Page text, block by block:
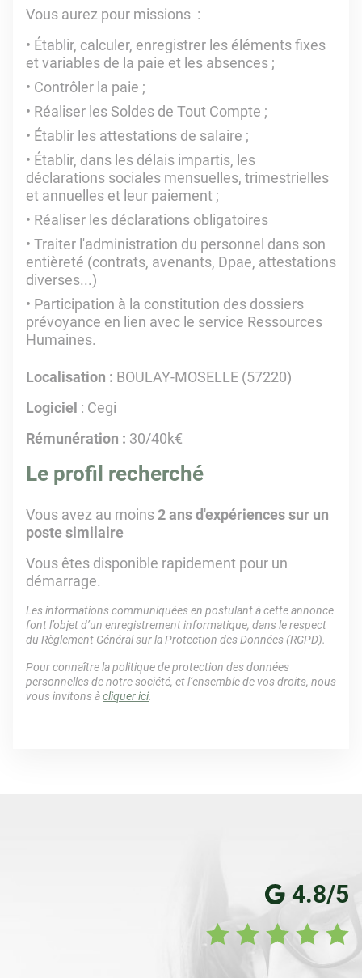
Vous aurez pour missions :
Établir, calculer, enregistrer les éléments fixes
et variables de la paie et les absences ;
Contrôler la paie ;
Réaliser les Soldes de Tout Compte ;
Établir les attestations de salaire ;
Établir, dans les délais impartis, les
déclarations sociales mensuelles, trimestrielles
et annuelles et leur paiement ;
Réaliser les déclarations obligatoires
Traiter l'administration du personnel dans son
entièreté (contrats, avenants, Dpae, attestations
diverses...)
Participation à la constitution des dossiers
prévoyance en lien avec le service Ressources
Humaines.
Localisation : BOULAY-MOSELLE (57220)
Logiciel : Cegi
Rémunération : 30/40k€
Le profil recherché
Vous avez au moins2 ans d'expériences sur un
poste similaire
Vous êtes disponible rapidement pour un
démarrage.
Les informations communiquées en postulant à cette annonce
font l’objet d’un enregistrement informatique, dans le respect
du Règlement Général sur la Protection des Données (RGPD).
Pour connaître la politique de protection des données
personnelles de notre société, et l’ensemble de vos droits, nous
vous invitons àcliquer ici.
4.8/5